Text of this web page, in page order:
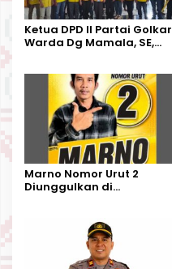
Ketua DPD II Partai Golkar
Warda Dg Mamala, SE,
Kecamatan Petbar
Marno Nomor Urut 2
Diunggulkan di
Harapan Warga